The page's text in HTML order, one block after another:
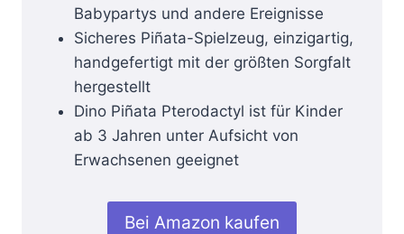
Babypartys und andere Ereignisse
Sicheres Piñata-Spielzeug, einzigartig,
handgefertigt mit der größten Sorgfalt
hergestellt
Dino Piñata Pterodactyl ist für Kinder
ab 3 Jahren unter Aufsicht von
Erwachsenen geeignet
Bei Amazon kaufen